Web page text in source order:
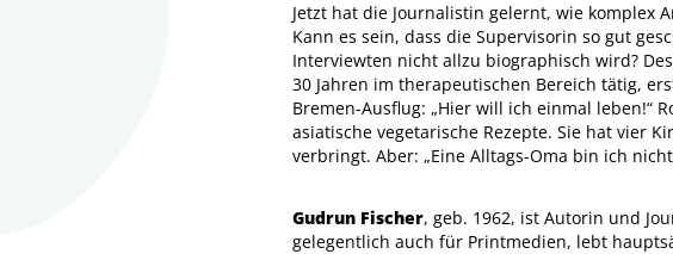
Jetzt hat die Journalistin gelernt, wie komplex
Kann es sein, dass die Supervisorin so gut
Interviewten nicht allzu biographisch wird?
30 Jahren im therapeutischen Bereich tätig,
Bremen-Ausflug: „Hier will ich einmal leben!“
asiatische vegetarische Rezepte. Sie hat vier
verbringt. Aber: „Eine Alltags-Oma bin ich
Gudrun Fischer, geb. 1962, ist Autorin und
gelegentlich auch für Printmedien, lebt